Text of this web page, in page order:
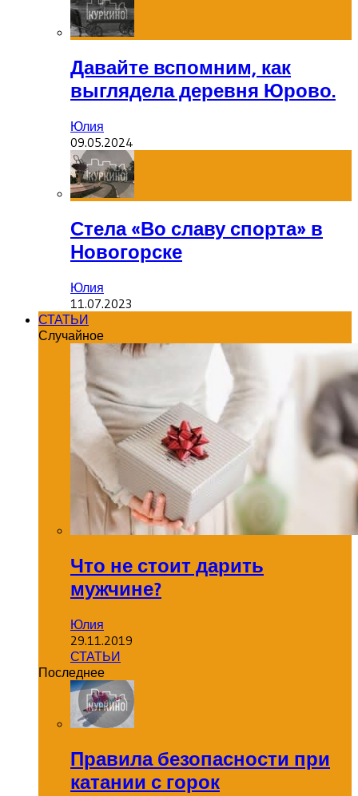
Давайте вспомним, как
выглядела деревня Юрово.
Юлия
09.05.2024
Стела «Во славу спорта» в
Новогорске
Юлия
11.07.2023
СТАТЬИ
Случайное
Что не стоит дарить
мужчине?
Юлия
29.11.2019
СТАТЬИ
Последнее
Правила безопасности при
катании с горок